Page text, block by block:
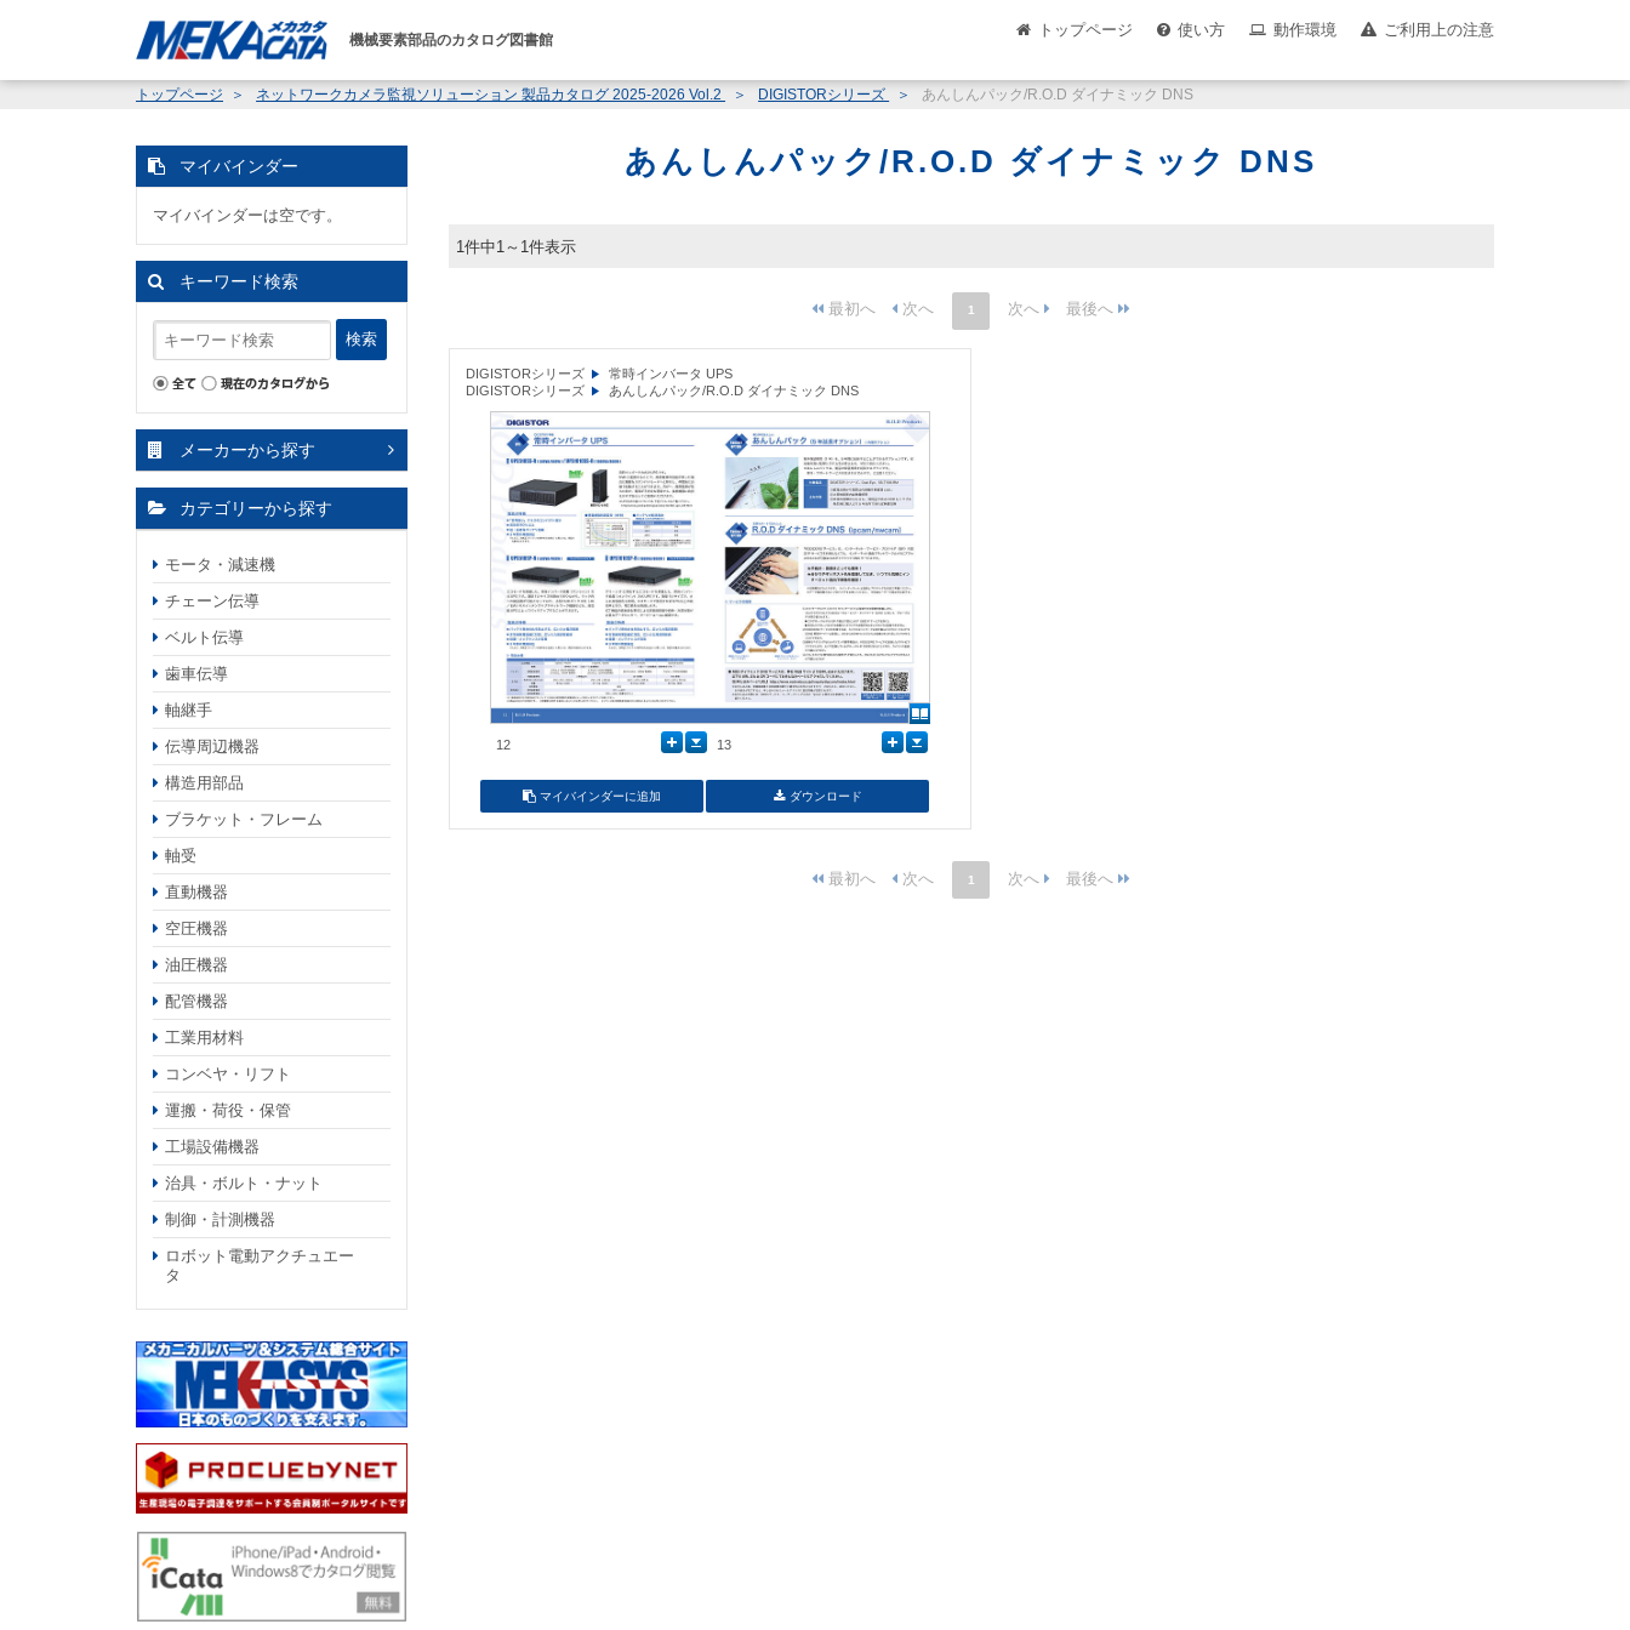
機械要素部品のカタログ図書館
トップページ 使い方 動作環境 ご利用上の注意
トップページ ネットワークカメラ監視ソリューション 製品カタログ 2025-2026 Vol.2 DIGISTORシリーズ あんしんパック/R.O.D ダイナミック DNS
あんしんパック/R.O.D ダイナミック DNS
1件中1～1件表示
1
DIGISTORシリーズ
常時インバータ UPS
DIGISTORシリーズ
あんしんパック/R.O.D ダイナミック DNS
12 13
マイバインダーに追加 ダウンロード
1
マイバインダー
マイバインダーは空です。
キーワード検索
検索
メーカーから探す
カテゴリーから探す
モータ・減速機
チェーン伝導
ベルト伝導
歯車伝導
軸継手
伝導周辺機器
構造用部品
ブラケット・フレーム
軸受
直動機器
空圧機器
油圧機器
配管機器
工業用材料
コンベヤ・リフト
運搬・荷役・保管
工場設備機器
治具・ボルト・ナット
制御・計測機器
ロボット電動アクチュエー
タ